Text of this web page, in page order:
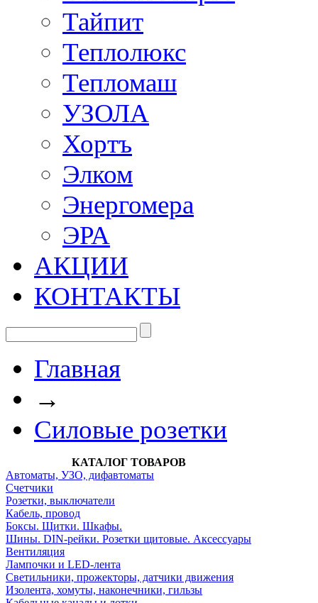
Тайпит
Теплолюкс
Тепломаш
УЗОЛА
Хортъ
Элком
Энергомера
ЭРА
АКЦИИ
КОНТАКТЫ
Главная
→
Силовые розетки
КАТАЛОГ ТОВАРОВ
Автоматы, УЗО, дифавтоматы
Счетчики
Розетки, выключатели
Кабель, провод
Боксы. Щитки. Шкафы.
Шины. DIN-рейки. Розетки щитовые. Аксессуары
Вентиляция
Лампочки и LED-лента
Светильники, прожекторы, датчики движения
Изолента, хомуты, наконечники, гильзы